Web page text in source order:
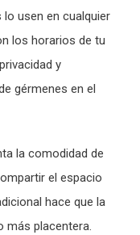
usen en cualquier
los horarios de tu
y
gérmenes en el
la comodidad de
el espacio
hace que la
más placentera.